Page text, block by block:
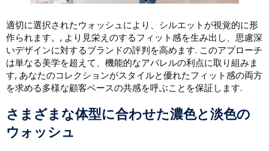
適切に選択されたウォッシュにより、シルエットが視覚的に形
作られます。, より見栄えのするフィット感を生み出し、思慮深
いデザインに対するブランドの評判を高めます. このアプローチ
は単なる美学を超えて、機能的なアパレルの利点に取り組みま
す, あなたのコレクションがスタイルと優れたフィット感の両方
を求める多様な顧客ベースの共感を呼ぶことを保証します.
さまざまな体型に合わせた濃色と淡色の
ウォッシュ